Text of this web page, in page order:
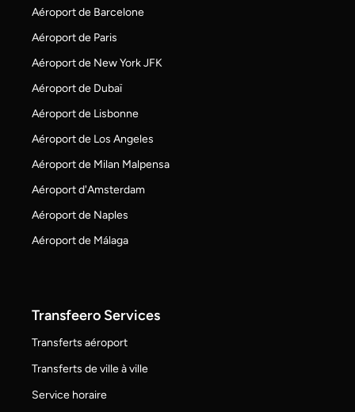
Aéroport de Barcelone
Aéroport de Paris
Aéroport de New York JFK
Aéroport de Dubaï
Aéroport de Lisbonne
Aéroport de Los Angeles
Aéroport de Milan Malpensa
Aéroport d'Amsterdam
Aéroport de Naples
Aéroport de Málaga
Transfeero Services
Transferts aéroport
Transferts de ville à ville
Service horaire